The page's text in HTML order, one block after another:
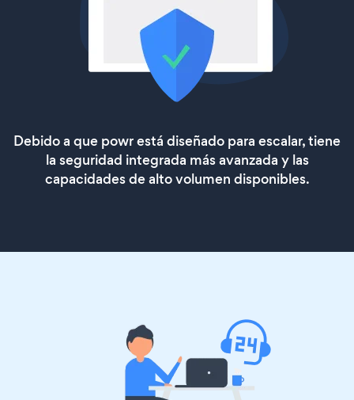
Debido a que powr está diseñado para escalar, tiene
la seguridad integrada más avanzada y las
capacidades de alto volumen disponibles.